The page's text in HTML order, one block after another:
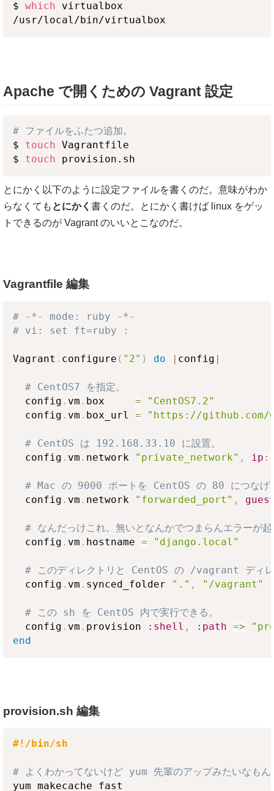
$ which virtualbox
Apache で開くための Vagrant 設定
# ファイルをふたつ追加。
$ touch Vagrantfile
$ touch
とにかく以下のように設定ファイルを書くのだ。意味がわか
らなくても とにかく 書くのだ。とにかく書けば linux をゲッ
トできるのが Vagrant のいいとこなのだ。
Vagrantfile 編集
# -*- mode: ruby -*-
# vi: set ft=ruby :
Vagrant . configure ( "2" ) do config
# CentOS7 を指定。
  config
. vm . box =
"CentOS7.2"
  config
. vm . box_url = "https://github.com/
# CentOS は 192.168.33.10 に設置。
  config
. vm . network "private_network" , ip :
# Mac の 9000 ポートを CentOS の 80 につなげ
  config
. vm . network "forwarded_port" ,
# なんだっけこれ。無いとなんかでつまらんエラーが
  config
. vm . hostname = "django.local"
# このディレクトリと CentOS の /vagrant ディレ
  config
. vm . synced_folder "." , "/vagrant"
# この sh を CentOS 内で実行できる。
  config
. vm . provision :shell , :path =>
end
provision.sh 編集
#!/bin/sh
# よくわかってないけど yum 先輩のアップみたいなもん
yum makecache fast